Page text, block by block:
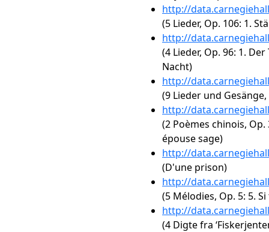
http://
(5 Lieder, Op. 106: 1.
http://
(4 Lieder, Op. 96: 1.
Nacht)
http://
(9 Lieder und
http://
(2 Poèmes chinois,
épouse sage)
http://
(D'une prison)
http://
(5 Mélodies, Op. 5: 5.
http://
(4 Digte fra